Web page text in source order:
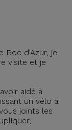
Roc d'Azur, je
visite et je
aidé à
un vélo à
joints les